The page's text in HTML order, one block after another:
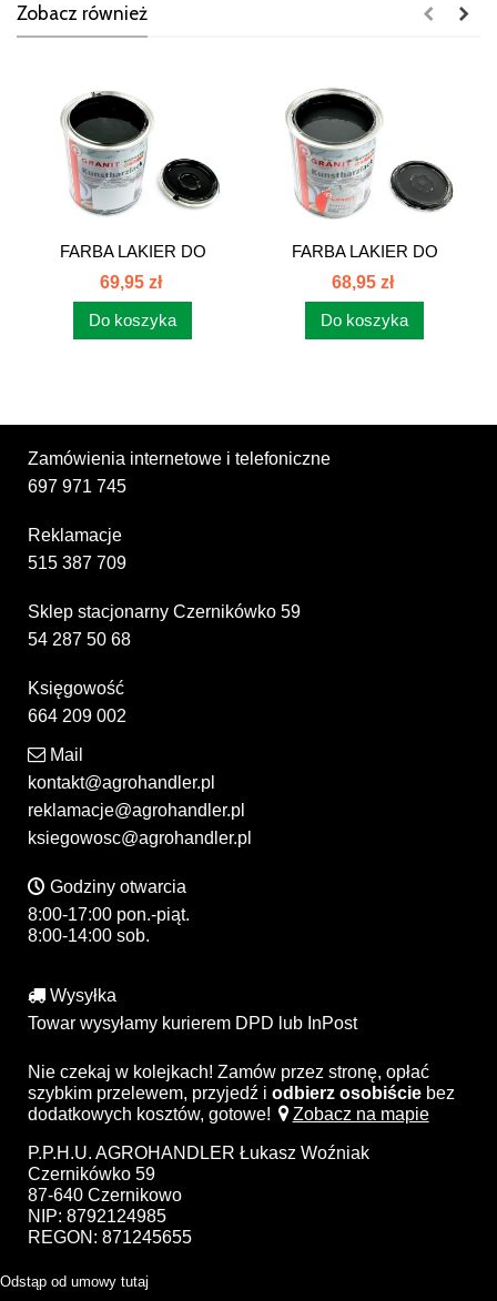
Zobacz również
FARBA LAKIER DO
CIĄGNIKA ZETOR...
69,95 zł
Do koszyka
FARBA LAKIER DO
CIĄGNIKA ZETOR...
68,95 zł
Do koszyka
Zamówienia internetowe i telefoniczne
697 971 745
Reklamacje
515 387 709
Sklep stacjonarny Czernikówko 59
54 287 50 68
Księgowość
664 209 002
Mail
kontakt@agrohandler.pl
reklamacje@agrohandler.pl
ksiegowosc@agrohandler.pl
Godziny otwarcia
8:00-17:00 pon.-piąt.
8:00-14:00 sob.
Wysyłka
Towar wysyłamy kurierem DPD lub InPost
Nie czekaj w kolejkach! Zamów przez stronę, opłać
szybkim przelewem, przyjedź i odbierz osobiście bez
dodatkowych kosztów, gotowe!
Zobacz na mapie
P.P.H.U. AGROHANDLER Łukasz Woźniak
Czernikówko 59
87-640 Czernikowo
NIP: 8792124985
REGON: 871245655
Odstąp od umowy tutaj